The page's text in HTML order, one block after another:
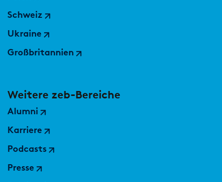
Schweiz
Ukraine
Großbritannien
Weitere zeb-Bereiche
Alumni
Karriere
Podcasts
Presse